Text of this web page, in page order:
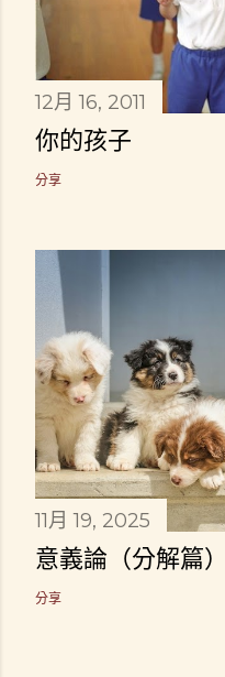
12月 16, 2011
你的孩子
分享
11月 19, 2025
意義論（分解篇）
分享